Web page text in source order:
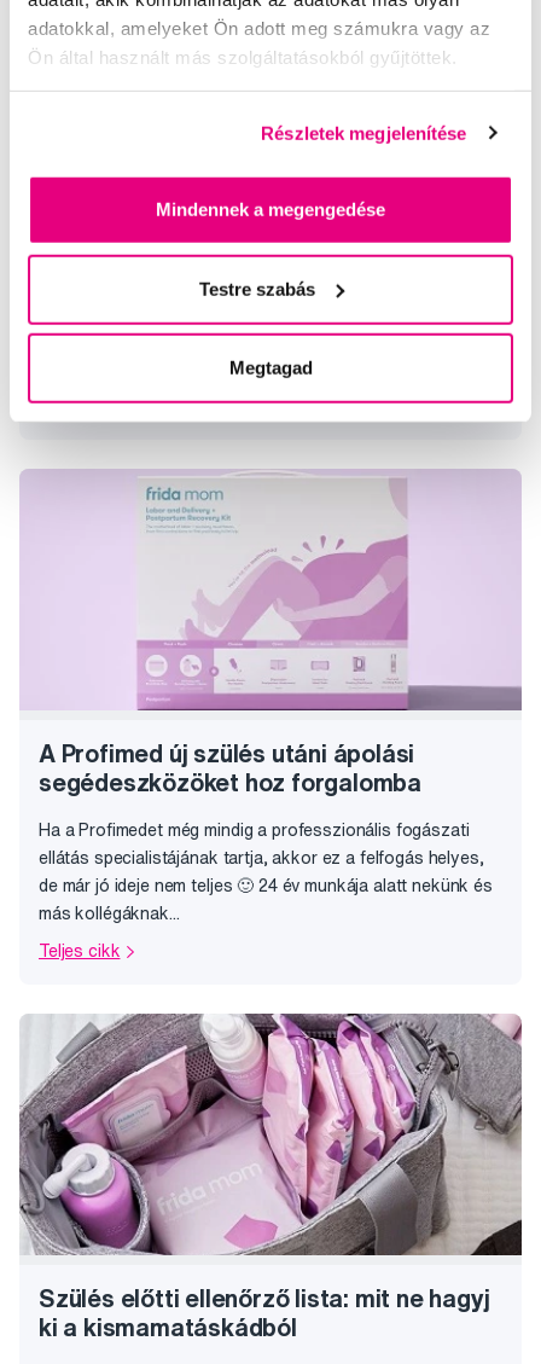
adatokkal, amelyeket Ön adott meg számukra vagy az
Ön által használt más szolgáltatásokból gyűjtöttek.
Részletek megjelenítése
Mindennek a megengedése
Testre szabás
Megtagad
Varázsmogyoró
A virginiai gyapjas varázsmogyoró (Hamamelis virginiana) a
Észak-Amerikából. Népi elnevezése, a
boszorkánymogyoró, valószínűleg az ágak kor...
Teljes cikk
A Profimed új szülés utáni ápolási
segédeszközöket hoz forgalomba
Ha a Profimedet még mindig a professzionális fogászati
ellátás specialistájának tartja, akkor ez a felfogás helyes,
de már jó ideje nem teljes 🙂 24 év munkája alatt nekünk és
más kollégáknak...
Teljes cikk
Szülés előtti ellenőrző lista: mit ne hagyj
ki a kismamatáskádból